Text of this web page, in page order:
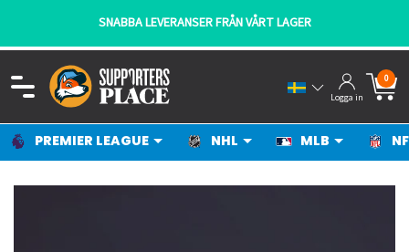
SNABBA LEVERANSER FRÅN VÅRT LAGER
Logga in
0
PREMIER LEAGUE NHL MLB